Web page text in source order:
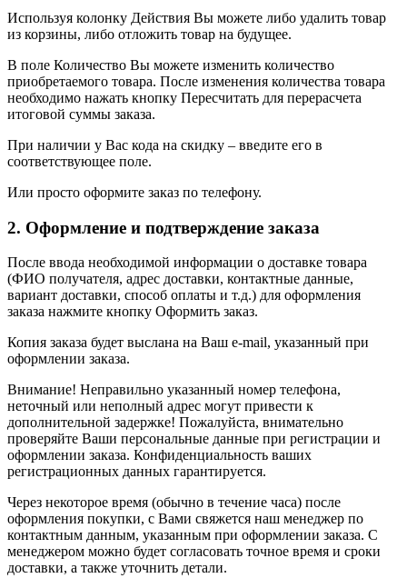
Используя колонку Действия Вы можете либо удалить товар
из корзины, либо отложить товар на будущее.
В поле Количество Вы можете изменить количество
приобретаемого товара. После изменения количества товара
необходимо нажать кнопку Пересчитать для перерасчета
итоговой суммы заказа.
При наличии у Вас кода на скидку – введите его в
соответствующее поле.
Или просто оформите заказ по телефону.
2. Оформление и подтверждение заказа
После ввода необходимой информации о доставке товара
(ФИО получателя, адрес доставки, контактные данные,
вариант доставки, способ оплаты и т.д.) для оформления
заказа нажмите кнопку Оформить заказ.
Копия заказа будет выслана на Ваш e-mail, указанный при
оформлении заказа.
Внимание! Неправильно указанный номер телефона,
неточный или неполный адрес могут привести к
дополнительной задержке! Пожалуйста, внимательно
проверяйте Ваши персональные данные при регистрации и
оформлении заказа. Конфиденциальность ваших
регистрационных данных гарантируется.
Через некоторое время (обычно в течение часа) после
оформления покупки, с Вами свяжется наш менеджер по
контактным данным, указанным при оформлении заказа. С
менеджером можно будет согласовать точное время и сроки
доставки, а также уточнить детали.